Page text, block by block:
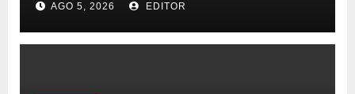
organizaciones frente al
ransomware
AGO 5, 2026 EDITOR